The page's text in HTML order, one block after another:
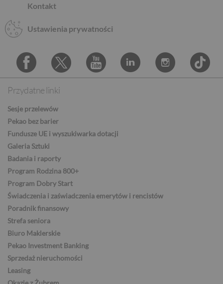
CAD
JPY
Kontakt
Ustawienia prywatności
Facebook
Przydatne linki
Sesje przelewów
Pekao bez barier
Fundusze UE i wyszukiwarka dotacji
Galeria Sztuki
Badania i raporty
Program Rodzina 800+
Program Dobry Start
Świadczenia i zaświadczenia emerytów i rencistów
Poradnik finansowy
Strefa seniora
Biuro Maklerskie
Pekao Investment Banking
Sprzedaż nieruchomości
Leasing